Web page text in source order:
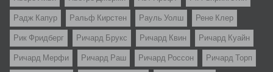
Радж Капур Ральф Кирстен Рауль Уолш Рене Клер
Рик Фридберг Ричард Брукс Ричард Квин Ричард Куайн
Ричард Мерфи Ричард Раш Ричард Россон Ричард Торп